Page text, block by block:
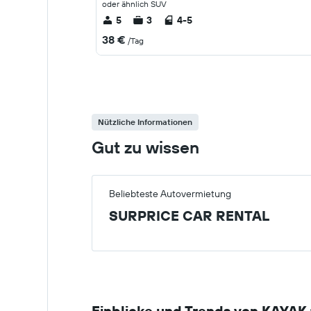
oder ähnlich SUV
5 3 4-5
38 € /Tag
Nützliche Informationen
Gut zu wissen
Beliebteste Autovermietung
SURPRICE CAR RENTAL